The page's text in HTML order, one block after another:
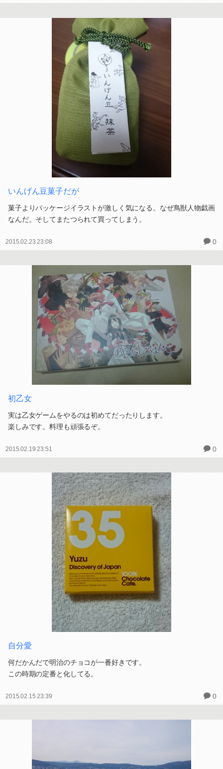
いんげん豆菓子だが
菓子よりパッケージイラストが激しく気になる。なぜ鳥獣人物戯画
なんだ。そしてまたつられて買ってしまう。
2015.02.23 23:08 0
初乙女
実は乙女ゲームをやるのは初めてだったりします。
楽しみです。料理も頑張るぞ。
2015.02.19 23:51 0
自分愛
何だかんだで明治のチョコが一番好きです。
この時期の定番と化してる。
2015.02.15 23:39 0